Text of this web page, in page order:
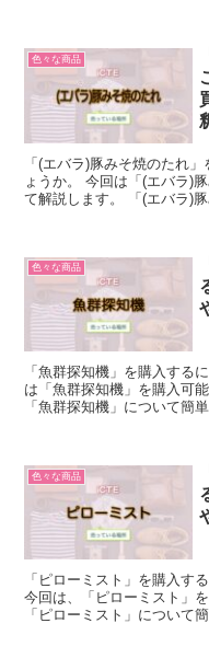
色々な商品
「(エバラ)豚みそ焼のたれ
ょうか。 今回は「(エバラ)
て解説します。 「(エバラ)
色々な商品
「魚群探知機」を購入する
は「魚群探知機」を購入可
「魚群探知機」について簡
色々な商品
「ピローミスト」を購入す
今回は、「ピローミスト」
「ピローミスト」について